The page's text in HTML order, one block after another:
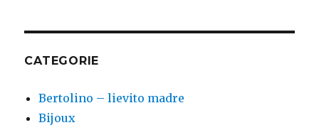
CATEGORIE
Bertolino – lievito madre
Bijoux